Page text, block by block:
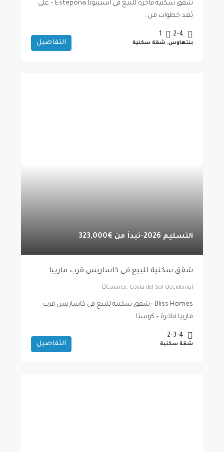
شقق سكنية فاخرة للبيع في استيبونا Estepona – على
بُعد خطوات من...
2-4
1
بنتهاوس, شقة سكنية التفاصيل
التسليم 2026-تبدأ من €323,000
شقق سكنية للبيع في كاساريس قرب ماربيا
Casares, Costa del Sol Occidental
Bliss Homes –شقق سكنية للبيع في كاساريس قرب
ماربيا فاخرة – كوستا...
2-3-4
شقة سكنية التفاصيل